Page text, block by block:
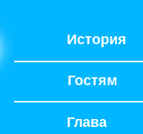
История
Гостям
Глава